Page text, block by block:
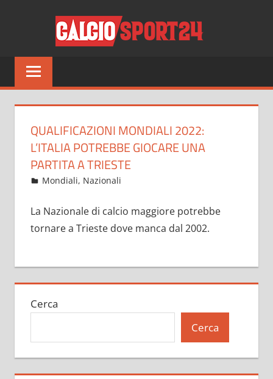
Tutto
sul
del
solo
QUALIFICAZIONI MONDIALI 2022:
L’ITALIA POTREBBE GIOCARE UNA
PARTITA A TRIESTE
Giugno 10, 2021
admin
Mondiali, Nazionali
La Nazionale di calcio maggiore potrebbe
tornare a Trieste dove manca dal 2002.
Cerca
Cerca